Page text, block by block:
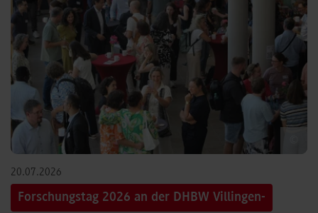
20.07.2026
Forschungstag 2026 an der DHBW Villingen-